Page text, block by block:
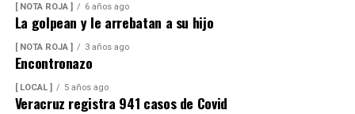
[ NOTA ROJA ] 6 años ago
La golpean y le arrebatan a su hijo
[ NOTA ROJA ] 3 años ago
Encontronazo
[ LOCAL ] 5 años ago
Veracruz registra 941 casos de Covid